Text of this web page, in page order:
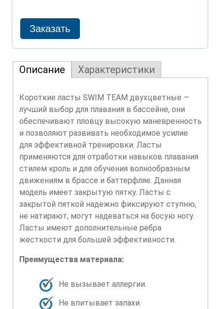
Описание Характеристики
Короткие ласты SWIM TEAM двухцветные —
лучший выбор для плавания в бассейне, они
обеспечивают пловцу высокую маневренность
и позволяют развивать необходимое усилие
для эффективной тренировки. Ласты
применяются для отработки навыков плавания
стилем кроль и для обучения волнообразным
движениям в брассе и баттерфляе. Данная
модель имеет закрытую пятку. Ласты с
закрытой пяткой надежно фиксируют ступню,
не натирают, могут надеваться на босую ногу.
Ласты имеют дополнительные ребра
жесткости для большей эффективности.
Преимущества материала:
Не вызывает аллергии.
Не впитывает запахи.